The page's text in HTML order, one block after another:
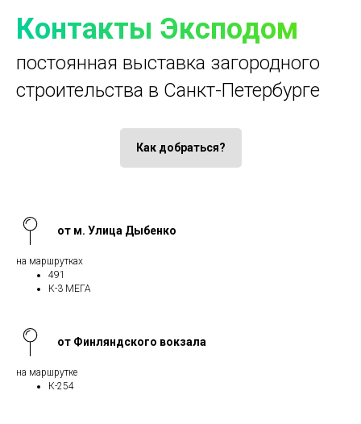
Контакты Эксподом
постоянная выставка загородного
строительства в Санкт-Петербурге
Как добраться?
от м. Улица Дыбенко
на маршрутках
491
К-3 МЕГА
от Финляндского вокзала
на маршрутке
К-254